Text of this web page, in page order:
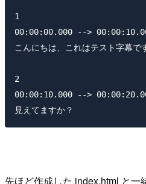
1
00:00:00.000 -->
こんにちは、これはテスト字幕で
2
00:00:10.000 -->
先ほど作成した index.html と一